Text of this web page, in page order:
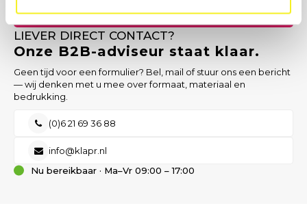
Verstuur aanvraag
LIEVER DIRECT CONTACT?
Onze B2B-adviseur staat klaar.
Geen tijd voor een formulier? Bel, mail of stuur ons een bericht
— wij denken met u mee over formaat, materiaal en
bedrukking.
(0)6 21 69 36 88
info@klapr.nl
Nu bereikbaar · Ma–Vr 09:00 – 17:00